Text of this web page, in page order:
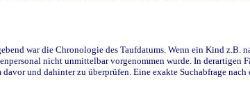
war die Chronologie des Taufdatums. Wenn ein Kind z.B.
nicht unmittelbar vorgenommen wurde. In derartigen
und dahinter zu überprüfen. Eine exakte Suchabfrage